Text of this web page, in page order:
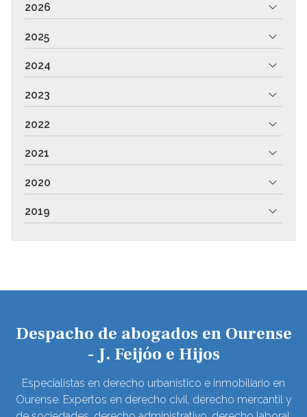
2026
2025
2024
2023
2022
2021
2020
2019
Despacho de abogados en Ourense
- J. Feijóo e Hijos
Especialistas en derecho urbanístico e inmobiliario en
Ourense. Expertos en derecho civil, derecho mercantil y